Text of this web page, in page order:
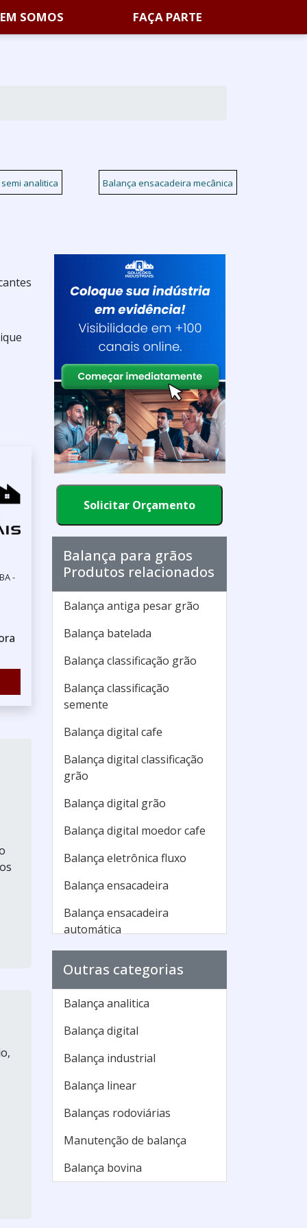
SOMOS FAÇA PARTE
analitica Balança ensacadeira mecânica
-
Solicitar Orçamento
Balança para grãos
Produtos relacionados
Balança antiga pesar grão
Balança batelada
Balança classificação grão
Balança classificação
semente
Balança digital cafe
Balança digital classificação
grão
Balança digital grão
Balança digital moedor cafe
Balança eletrônica fluxo
Balança ensacadeira
Balança ensacadeira
automática
automática grão
Balança ensacadeira
eletrônica
Balança ensacadeira grão
Balança ensacadeira matisa
Balança ensacadeira
Balança ensacadeira preço
Outras categorias
Balança analitica
Balança digital
Balança industrial
Balança linear
Balanças rodoviárias
Manutenção de balança
Balança bovina